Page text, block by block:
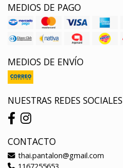
MEDIOS DE PAGO
MEDIOS DE ENVÍO
NUESTRAS REDES SOCIALES
CONTACTO
thai.pantalon@gmail.com